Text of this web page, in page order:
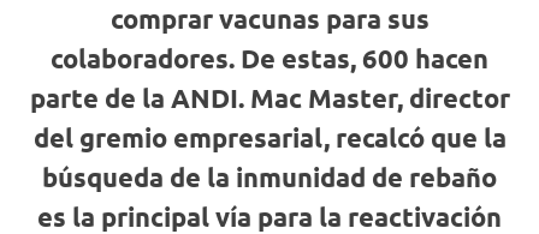
comprar vacunas para sus
colaboradores. De estas, 600 hacen
parte de la ANDI. Mac Master, director
del gremio empresarial, recalcó que la
búsqueda de la inmunidad de rebaño
es la principal vía para la reactivación